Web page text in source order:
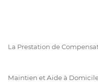
La Prestation de
Maintien et Aide à